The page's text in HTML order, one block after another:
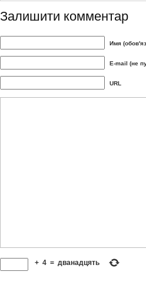
Залишити комментар
Имя
E-mail (не
URL
+ 4 = дванадцять